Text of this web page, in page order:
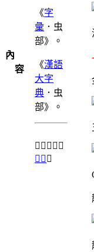
內
容
《字
彙 ．虫
部》。
《漢語
大字
典 ．虫
部》。
⇒「𧐙」之
異體 。